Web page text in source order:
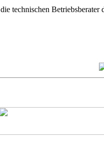
technischen Betriebsberater